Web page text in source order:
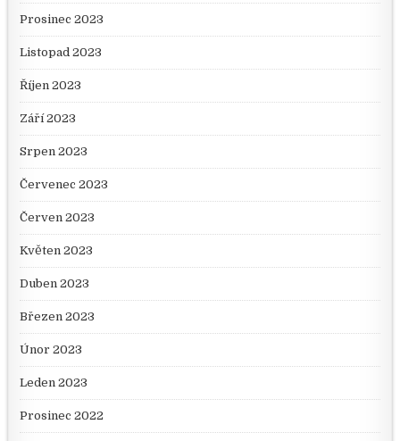
Prosinec 2023
Listopad 2023
Říjen 2023
Září 2023
Srpen 2023
Červenec 2023
Červen 2023
Květen 2023
Duben 2023
Březen 2023
Únor 2023
Leden 2023
Prosinec 2022